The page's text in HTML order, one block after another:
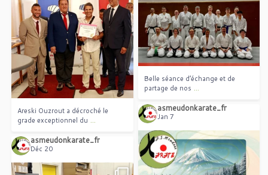
Areski Ouzrout a décroché le
grade exceptionnel du
Areski Ouzrout a décroché le
grade exceptionnel du ...
Belle séance d’échange et de
partage de nos
...
Belle séance d’échange et de
partage de nos ...
asmeudonkarate_fr
Jan 7
asmeudonkarate_fr
Déc 20